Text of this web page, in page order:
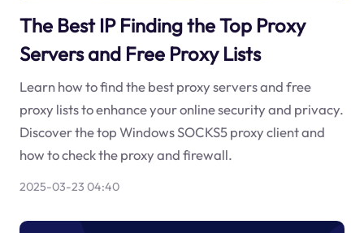
The Best IP Finding the Top Proxy
Servers and Free Proxy Lists
Learn how to find the best proxy servers and free
proxy lists to enhance your online security and privacy.
Discover the top Windows SOCKS5 proxy client and
how to check the proxy and firewall.
2025-03-23 04:40